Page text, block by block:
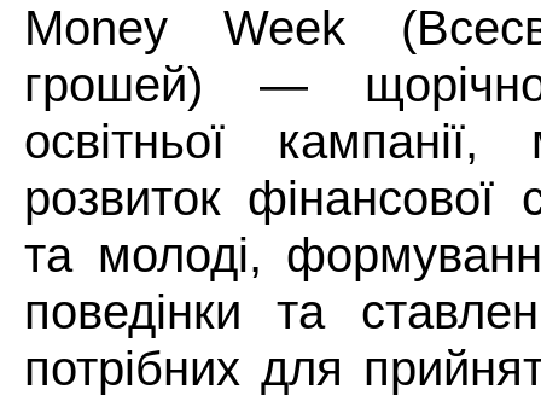
Money Week
грошей) —
освітньої
розвиток фінансової
та молоді,
поведінки та
потрібних для